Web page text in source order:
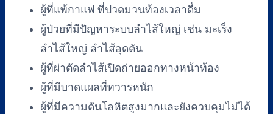
ผู้ที่แพ้กาแฟ ที่ปวดมวนท้องเวลาดื่ม
ผู้ป่วยที่มีปัญหาระบบลำไส้ใหญ่ เช่น มะเร็ง
ลำไส้ใหญ่ ลำไส้อุดตัน
ผู้ที่ผ่าตัดลำไส้เปิดถ่ายออกทางหน้าท้อง
ผู้ที่มีบาดแผลที่ทวารหนัก
ผู้ที่มีความดันโลหิตสูงมากและยังควบคุมไม่ได้